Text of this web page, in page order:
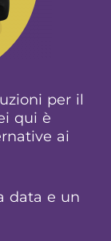
per il
qui è
ai
data e un